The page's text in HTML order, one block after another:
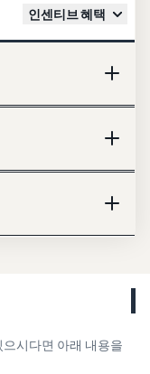
인센티브 혜택
시다면 아래 내용을